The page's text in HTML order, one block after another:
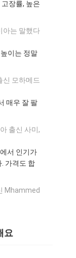
장률, 높은
는 말했다
이는 정말
모하메드
매우 잘 팔
출신 사미,
서 인기가
가격도 합
Mhammed
요